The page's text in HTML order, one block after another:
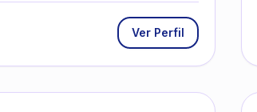
Ver Perfil